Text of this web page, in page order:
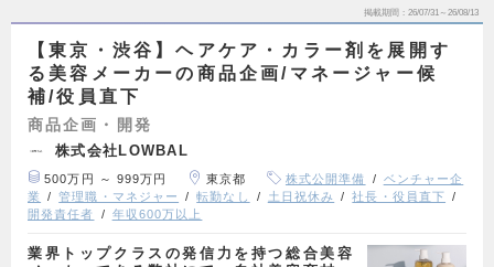
掲載期間 26/07/31～26/08/13
【東京・渋谷】ヘアケア・カラー剤を展開す
る美容メーカーの商品企画/マネージャー候
補/役員直下
商品企画・開発
株式会社LOWBAL
500万円 ～ 999万円 東京都 株式公開準備
ベンチャー企
業
管理職・マネジャー 転勤なし 土日祝休み
社長・役員直下
開発責任者
年収600万以上
業界トップクラスの発信力を持つ総合美容